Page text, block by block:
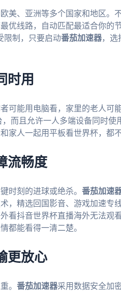
美、亚洲等多个国家和地区。
优线路，自动匹配最适合你的
限制，只要启动番茄加速器，选
时用
可能用电脑看，家里的老人
，而且允许一人多端设备同时
家人一起用平板看世界杯，都
流畅度
时刻的进球或绝杀。 番茄加速
，精选回国影音、游戏加速专
看抖音世界杯直播海外无法观
都能看得一清二楚。
更放心
。 番茄加速器采用数据安全加